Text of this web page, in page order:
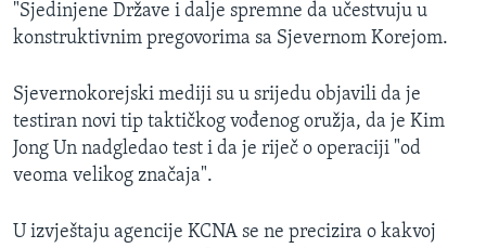
"Sjedinjene Države i dalje spremne da učestvuju u
konstruktivnim pregovorima sa Sjevernom Korejom.
Sjevernokorejski mediji su u srijedu objavili da je
testiran novi tip taktičkog vođenog oružja, da je Kim
Jong Un nadgledao test i da je riječ o operaciji "od
veoma velikog značaja".
U izvještaju agencije KCNA se ne precizira o kakvoj